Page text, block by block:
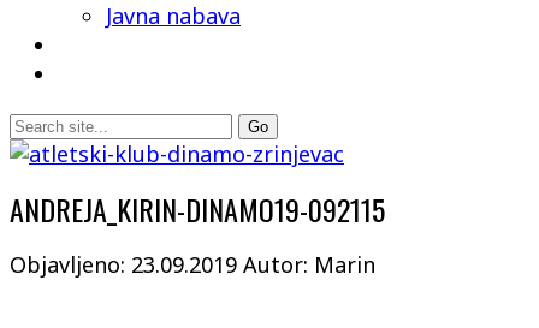
Javna nabava
ANDREJA_KIRIN-DINAMO19-092115
Objavljeno: 23.09.2019 Autor: Marin